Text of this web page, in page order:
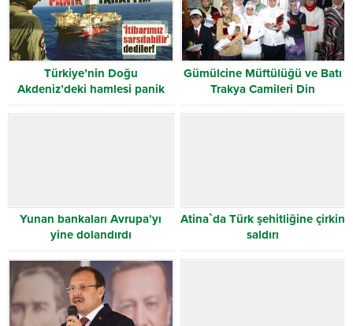
Türkiye’nin Doğu
Akdeniz’deki hamlesi panik
yarattı
Gümülcine Müftülüğü ve Batı
Trakya Camileri Din
Görevlilerince Düzenlenen 5.
Yunan bankaları Avrupa’yı
yine dolandırdı
Atina`da Türk şehitliğine çirkin
saldırı